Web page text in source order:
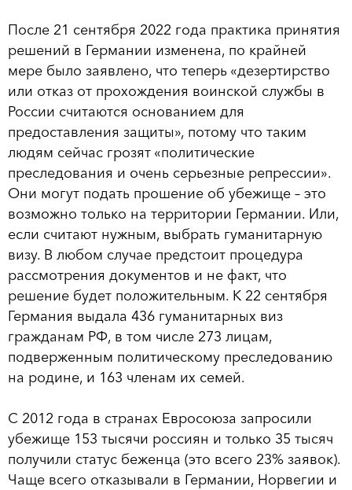
После 21 сентября 2022 года практика принятия
решений в Германии изменена, по крайней
мере было заявлено, что теперь «дезертирство
или отказ от прохождения воинской службы в
России считаются основанием для
предоставления защиты», потому что таким
людям сейчас грозят «политические
преследования и очень серьезные репрессии».
Они могут подать прошение об убежище – это
возможно только на территории Германии. Или,
если считают нужным, выбрать гуманитарную
визу. В любом случае предстоит процедура
рассмотрения документов и не факт, что
решение будет положительным. К 22 сентября
Германия выдала 436 гуманитарных виз
гражданам РФ, в том числе 273 лицам,
подверженным политическому преследованию
на родине, и 163 членам их семей.
С 2012 года в странах Евросоюза запросили
убежище 153 тысячи россиян и только 35 тысяч
получили статус беженца (это всего 23% заявок).
Чаще всего отказывали в Германии, Норвегии и